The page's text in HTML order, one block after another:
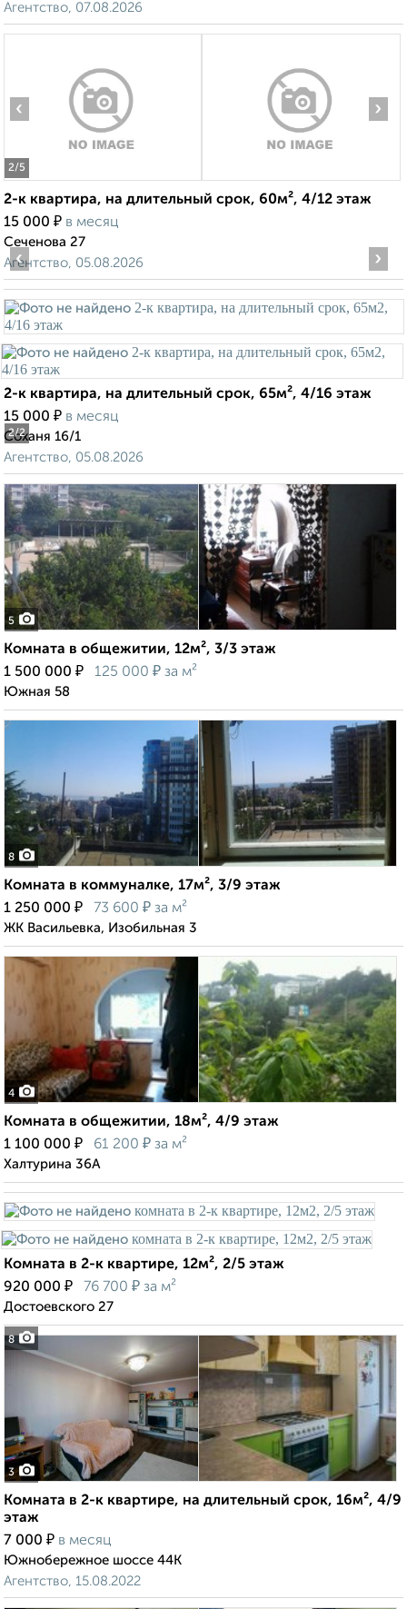
Агентство, 07.08.2026
2/5
‹ ›
2-к квартира, на длительный срок, 60м², 4/12 этаж
15 000 ₽ в месяц
Сеченова 27
Агентство, 05.08.2026
2/2
‹ ›
2-к квартира, на длительный срок, 65м², 4/16 этаж
15 000 ₽ в месяц
Соханя 16/1
Агентство, 05.08.2026
5
Комната в общежитии, 12м², 3/3 этаж
1 500 000 ₽ 125 000 ₽ за м²
Южная 58
8
Комната в коммуналке, 17м², 3/9 этаж
1 250 000 ₽ 73 600 ₽ за м²
ЖК Васильевка, Изобильная 3
4
Комната в общежитии, 18м², 4/9 этаж
1 100 000 ₽ 61 200 ₽ за м²
Халтурина 36А
8
Комната в 2-к квартире, 12м², 2/5 этаж
920 000 ₽ 76 700 ₽ за м²
Достоевского 27
3
Комната в 2-к квартире, на длительный срок, 16м², 4/9
этаж
7 000 ₽ в месяц
Южнобережное шоссе 44К
Агентство, 15.08.2022